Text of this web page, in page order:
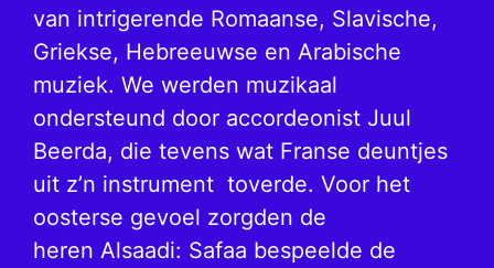
van intrigerende Romaanse, Slavische,
Griekse, Hebreeuwse en Arabische
muziek. We werden muzikaal
ondersteund door accordeonist Juul
Beerda, die tevens wat Franse deuntjes
uit z’n instrument toverde. Voor het
oosterse gevoel zorgden de
heren Alsaadi: Safaa bespeelde de